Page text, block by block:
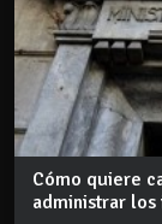
Cómo quiere
administrar